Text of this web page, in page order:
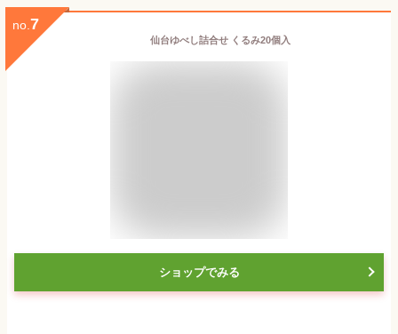
no. 7
仙台ゆべし詰合せ くるみ20個入
ショップでみる